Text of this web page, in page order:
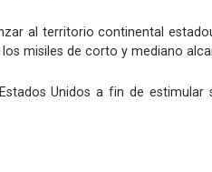
al territorio continental
misiles de corto y mediano
Unidos a fin de estimular